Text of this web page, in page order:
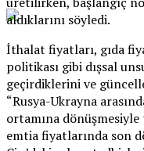
aldıklarını söyledi.
İthalat fiyatları, gıda
politikası gibi dışsal
geçirdiklerini ve
“Rusya-Ukrayna
ortamına
emtia fiyatlarında son